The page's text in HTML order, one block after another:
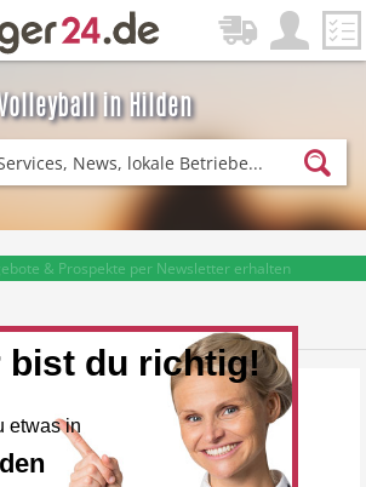
in Hilden
Lieferservice
DE-News
& Prospekte per Newsletter erhalten
bist du richtig!
etwas in